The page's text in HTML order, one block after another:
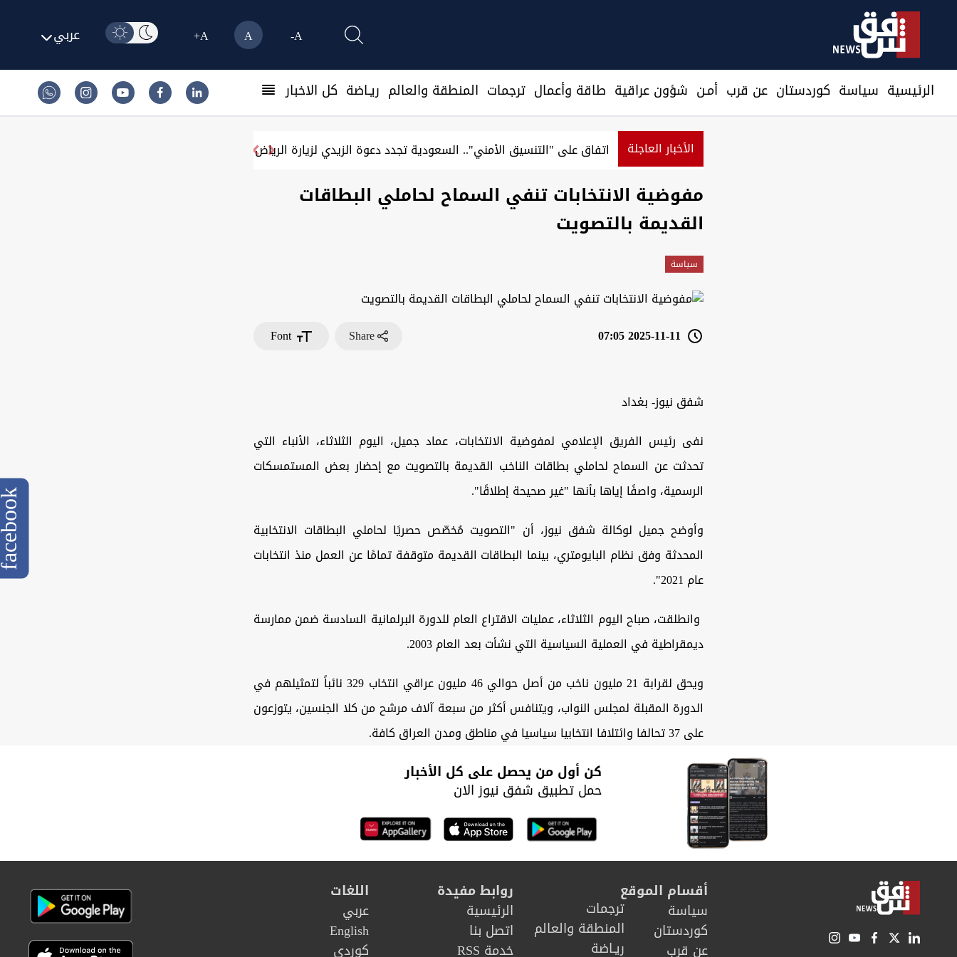
A-
A
A+ عربي
الرئيسية سیاسة كوردستان عن قرب أمـن شؤون عراقية طاقة وأعمال ترجمات المنطقة والعالم ريـاضة كل الاخبار
الأخبار العاجلة اتفاق على "التنسيق الأمني".. السعودية تجدد دعوة الزيدي لزيارة الرياض
مفوضية الانتخابات تنفي السماح لحاملي البطاقات
القديمة بالتصويت
سیاسة
2025-11-11 07:05
Share
Font
شفق نيوز- بغداد
نفى رئيس الفريق الإعلامي لمفوضية الانتخابات، عماد جميل، اليوم الثلاثاء، الأنباء التي
تحدثت عن السماح لحاملي بطاقات الناخب القديمة بالتصويت مع إحضار بعض المستمسكات
الرسمية، واصفًا إياها بأنها "غير صحيحة إطلاقًا".
وأوضح جميل لوكالة شفق نيوز، أن "التصويت مُخصّص حصريًا لحاملي البطاقات الانتخابية
المحدثة وفق نظام البايومتري، بينما البطاقات القديمة متوقفة تمامًا عن العمل منذ انتخابات
عام 2021".
وانطلقت، صباح اليوم الثلاثاء، عمليات الاقتراع العام للدورة البرلمانية السادسة ضمن ممارسة
ديمقراطية في العملية السياسية التي نشأت بعد العام 2003.
ويحق لقرابة 21 مليون ناخب من أصل حوالي 46 مليون عراقي انتخاب 329 نائباً لتمثيلهم في
الدورة المقبلة لمجلس النواب، ويتنافس أكثر من سبعة آلاف مرشح من كلا الجنسين، يتوزعون
على 37 تحالفا وائتلافا انتخابيا سياسيا في مناطق ومدن العراق كافة.
كن أول من يحصل على كل الأخبار
حمل تطبيق شفق نيوز الان
أقسام الموقع
سیاسة
كوردستان
عن قرب
ترجمات
المنطقة والعالم
ريـاضة
روابط مفيدة
الرئيسية
اتصل بنا
خدمة RSS
اللغات
عربي
English
كوردى